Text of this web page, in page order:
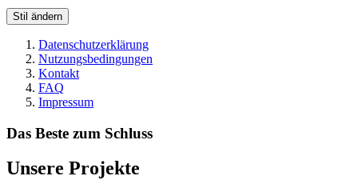
Stil ändern
Datenschutzerklärung
Nutzungsbedingungen
Kontakt
FAQ
Impressum
Das Beste zum Schluss
Unsere Projekte